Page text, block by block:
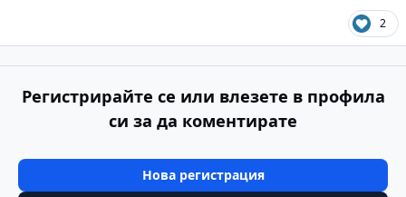
2
Регистрирайте се или влезете в профила
си за да коментирате
Нова регистрация